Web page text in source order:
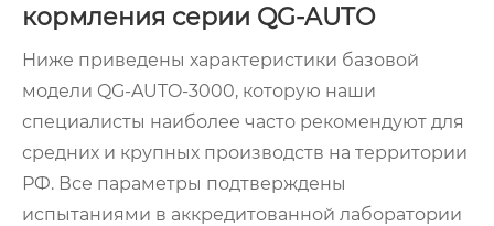
кормления серии QG-AUTO
Ниже приведены характеристики базовой
модели QG-AUTO-3000, которую наши
специалисты наиболее часто рекомендуют для
средних и крупных производств на территории
РФ. Все параметры подтверждены
испытаниями в аккредитованной лаборатории